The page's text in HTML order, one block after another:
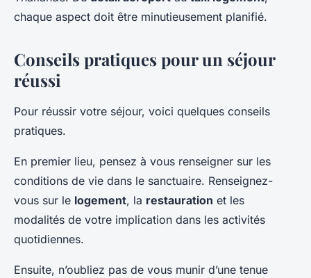
chaque aspect doit être minutieusement planifié.
Conseils pratiques pour un séjour
réussi
Pour réussir votre séjour, voici quelques conseils
pratiques.
En premier lieu, pensez à vous renseigner sur les
conditions de vie dans le sanctuaire. Renseignez-
vous sur le logement, la restauration et les
modalités de votre implication dans les activités
quotidiennes.
Ensuite, n’oubliez pas de vous munir d’une tenue